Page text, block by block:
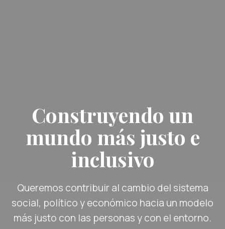
Construyendo un
mundo más justo e
inclusivo
Queremos contribuir al cambio del sistema
social, político y económico hacia un modelo
más justo con las personas y con el entorno.